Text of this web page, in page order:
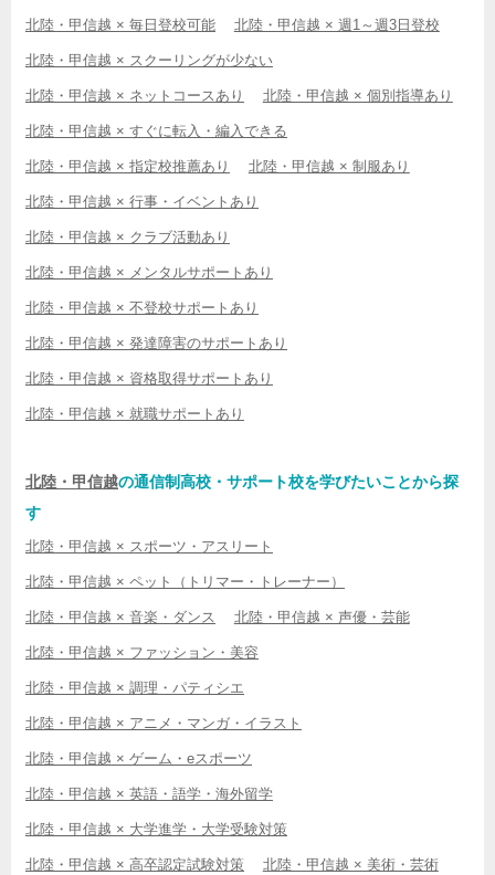
北陸・甲信越 × 毎日登校可能 北陸・甲信越 × 週1～週3日登校
北陸・甲信越 × スクーリングが少ない
北陸・甲信越 × ネットコースあり 北陸・甲信越 × 個別指導あり
北陸・甲信越 × すぐに転入・編入できる
北陸・甲信越 × 指定校推薦あり 北陸・甲信越 × 制服あり
北陸・甲信越 × 行事・イベントあり
北陸・甲信越 × クラブ活動あり
北陸・甲信越 × メンタルサポートあり
北陸・甲信越 × 不登校サポートあり
北陸・甲信越 × 発達障害のサポートあり
北陸・甲信越 × 資格取得サポートあり
北陸・甲信越 × 就職サポートあり
北陸・甲信越の通信制高校・サポート校を学びたいことから探
す
北陸・甲信越 × スポーツ・アスリート
北陸・甲信越 × ペット（トリマー・トレーナー）
北陸・甲信越 × 音楽・ダンス 北陸・甲信越 × 声優・芸能
北陸・甲信越 × ファッション・美容
北陸・甲信越 × 調理・パティシエ
北陸・甲信越 × アニメ・マンガ・イラスト
北陸・甲信越 × ゲーム・eスポーツ
北陸・甲信越 × 英語・語学・海外留学
北陸・甲信越 × 大学進学・大学受験対策
北陸・甲信越 × 高卒認定試験対策 北陸・甲信越 × 美術・芸術